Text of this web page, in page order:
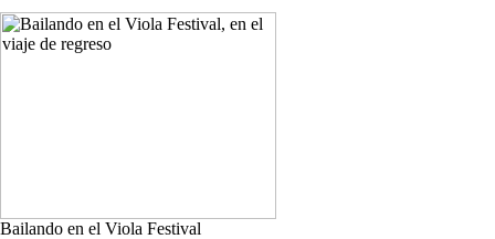
Bailando en el Viola Festival